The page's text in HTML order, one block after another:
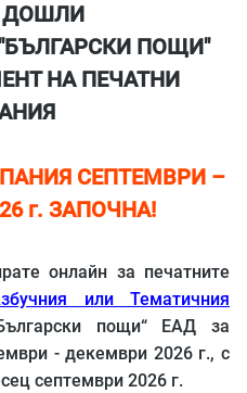
ДОШЛИ
ПОЩИ"
НА ПЕЧАТНИ
СЕПТЕМВРИ –
г. ЗАПОЧНА!
онлайн за печатните
или Тематичния
пощи“ ЕАД за
- декември 2026 г., с
септември 2026 г.